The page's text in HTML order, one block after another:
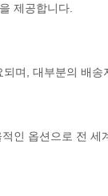
제공합니다.
며, 대부분의 배송
인 옵션으로 전